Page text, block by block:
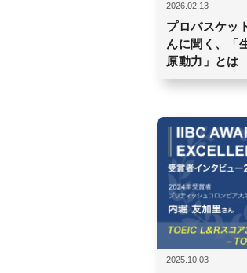
2026.02.13
プロバスケッ
んに聞く、「
原動力」とは
2025.10.03